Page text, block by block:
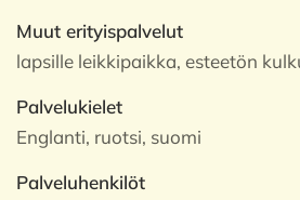
Muut erityispalvelut
lapsille leikkipaikka, esteetön
Palvelukielet
Englanti, ruotsi, suomi
Palveluhenkilöt